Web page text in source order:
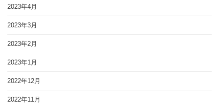
2023年4月
2023年3月
2023年2月
2023年1月
2022年12月
2022年11月